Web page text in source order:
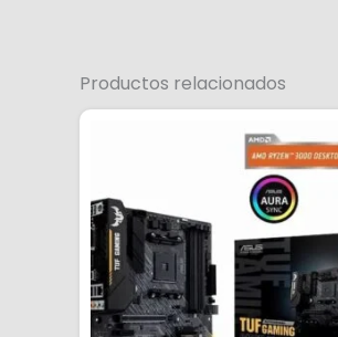
Productos relacionados